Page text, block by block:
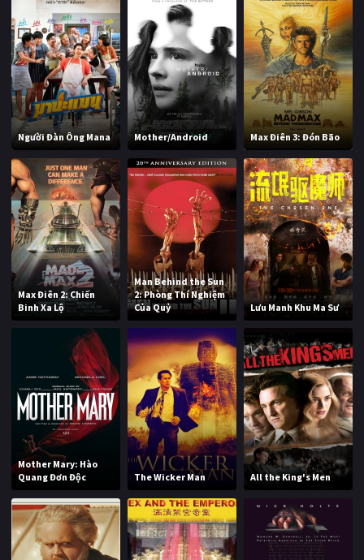
Người Đàn Ông Mana Mother/Android Max Điên 3: Đón Bão
Max Điên 2: Chiến
Binh Xa Lộ
Man Behind the Sun
2: Phòng Thí Nghiệm
Của Quỷ
Lưu Manh Khu Ma Sư
Mother Mary: Hào
Quang Đơn Độc
The Wicker Man All the King's Men